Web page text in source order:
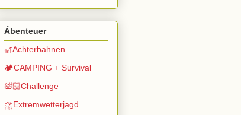
Ábenteuer
🎢Achterbahnen
🏕️CAMPING + Survival
🛀🏻Challenge
⛈️Extremwetterjagd